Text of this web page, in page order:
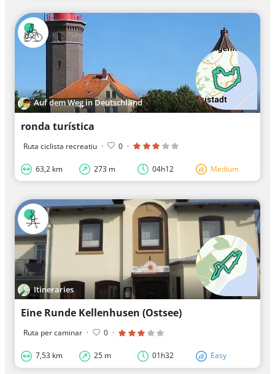
Auf dem Weg in Deutschland
ronda turística
Ruta ciclista recreatiu · 0 ·
63,2 km 273 m 04h12 Medium
Itineraries
Eine Runde Kellenhusen (Ostsee)
Ruta per caminar · 0 ·
7,53 km 25 m 01h32 Easy